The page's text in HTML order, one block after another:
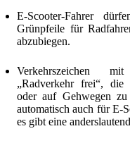
E-Scooter-Fahrer
Grünpfeile für
abzubiegen.
Verkehrszeichen
„Radverkehr frei“, die
oder auf Gehwegen
automatisch auch für E-
es gibt eine